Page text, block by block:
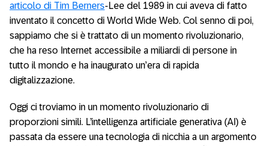
articolo di Tim Berners-Lee del 1989 in cui aveva di fatto
inventato il concetto di World Wide Web. Col senno di poi,
sappiamo che si è trattato di un momento rivoluzionario,
che ha reso Internet accessibile a miliardi di persone in
tutto il mondo e ha inaugurato un’era di rapida
digitalizzazione.
Oggi ci troviamo in un momento rivoluzionario di
proporzioni simili. L’intelligenza artificiale generativa (AI) è
passata da essere una tecnologia di nicchia a un argomento